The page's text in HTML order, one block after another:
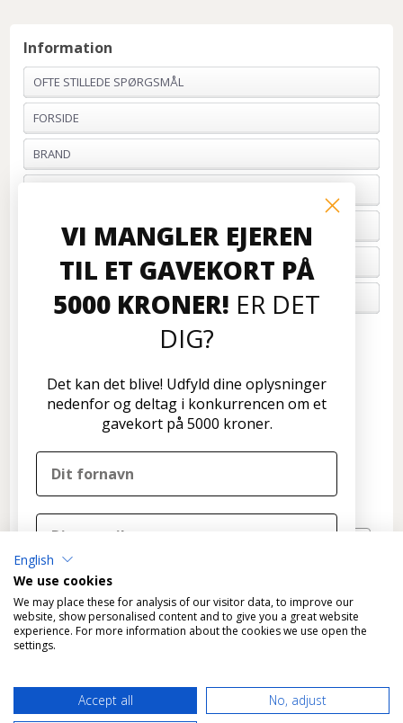
Information
OFTE STILLEDE SPØRGSMÅL
FORSIDE
BRAND
BETALING
FORTRYD ORDRE
OM OS
Formervangen 17
2600 Glostrup
Nyhedsbrev
*Fragtfri levering gælder KUN varer, der kan leveres som
standardpakke til GLS pakkeshops.
English
We use cookies
We may place these for analysis of our visitor data, to improve our
website, show personalised content and to give you a great website
experience. For more information about the cookies we use open the
settings.
Accept all No, adjust
VI MANGLER EJEREN
TIL ET GAVEKORT PÅ
5000 KRONER! ER DET
DIG?
Det kan det blive! Udfyld dine oplysninger
nedenfor og deltag i konkurrencen om et
gavekort på 5000 kroner.
DELTAG I KONKURRENCEN
Nej tak, det skal ikke være mig
samtidig Disconetto' nyhedsbrev og accepterer
Disconetto'
Vi trækker en vinder ved udgangen af året.